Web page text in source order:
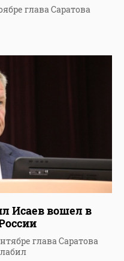
глава Саратова
Исаев вошел в
глава Саратова